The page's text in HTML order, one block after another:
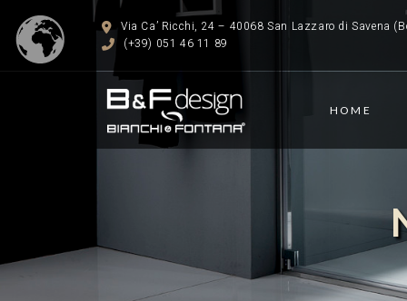
Via Ca’ Ricchi, 24 – 40068 San Lazzaro di Savena
(+39) 051 46 11 89
HOME